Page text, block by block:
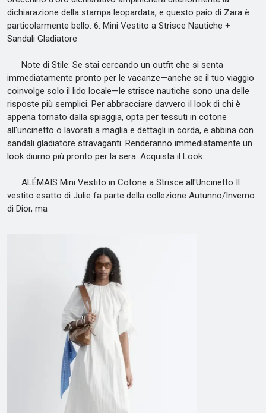
dichiarazione della stampa leopardata, e questo paio di Zara è
particolarmente bello. 6. Mini Vestito a Strisce Nautiche +
Sandali Gladiatore
Note di Stile: Se stai cercando un outfit che si senta
immediatamente pronto per le vacanze—anche se il tuo viaggio
coinvolge solo il lido locale—le strisce nautiche sono una delle
risposte più semplici. Per abbracciare davvero il look di chi è
appena tornato dalla spiaggia, opta per tessuti in cotone
all'uncinetto o lavorati a maglia e dettagli in corda, e abbina con
sandali gladiatore stravaganti. Renderanno immediatamente un
look diurno più pronto per la sera. Acquista il Look:
ALÉMAIS Mini Vestito in Cotone a Strisce all'Uncinetto Il
vestito esatto di Julie fa parte della collezione Autunno/Inverno
di Dior, ma